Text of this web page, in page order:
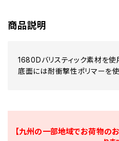
商品説明
1680Dバリスティック素材を使
底面には耐衝撃性ポリマーを使
【九州の一部地域でお荷物の